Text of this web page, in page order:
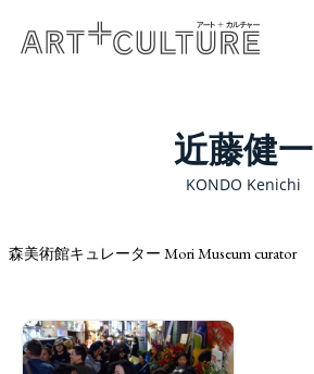
近藤健一
KONDO Kenichi
森美術館キュレーター Mori Museum curator